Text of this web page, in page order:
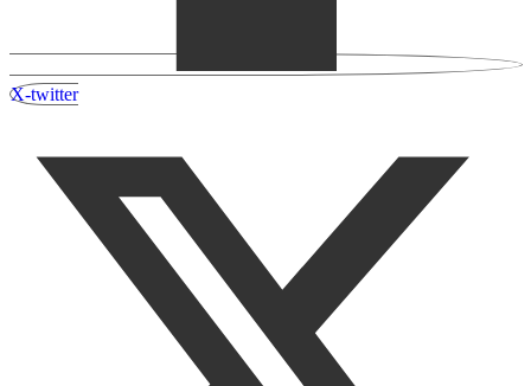
X-twitter